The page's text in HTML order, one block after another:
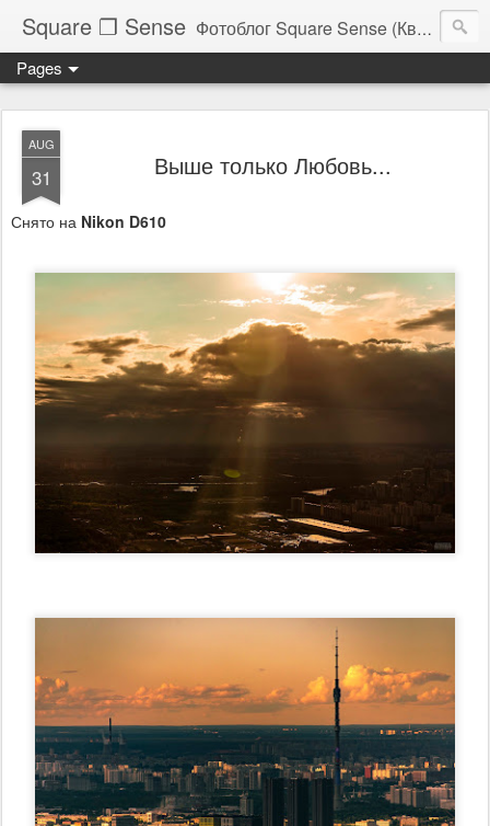
Square ❐ Sense Фотоблог Square Sense (Квадратное Чувство)
Pages
AUG
31 Выше только Любовь...
Снято на Nikon D610